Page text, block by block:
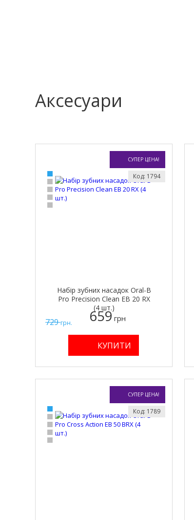
Аксесуари
СУПЕР ЦЕНА!
729грн.
Набір зубних насадок Oral-B
Pro Precision Clean EB 20 RX
(4 шт.)
Код: 1794
659 грн
СУПЕР ЦЕНА!
Код: 1789